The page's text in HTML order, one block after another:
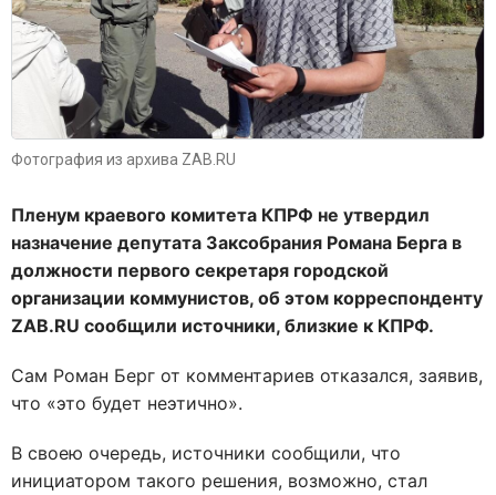
Фотография из архива ZAB.RU
Пленум краевого комитета КПРФ не утвердил
назначение депутата Заксобрания Романа Берга в
должности первого секретаря городской
организации коммунистов, об этом корреспонденту
ZAB.RU сообщили источники, близкие к КПРФ.
Сам Роман Берг от комментариев отказался, заявив,
что «это будет неэтично».
В своею очередь, источники сообщили, что
инициатором такого решения, возможно, стал